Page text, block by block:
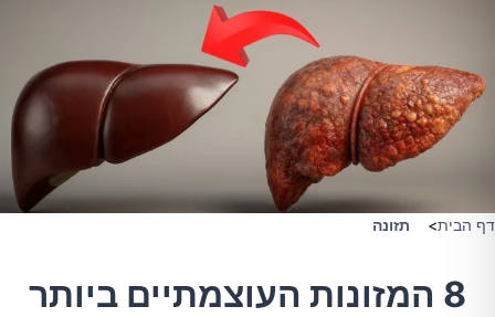
דף הבית> תזונה
8 המזונות העוצמתיים ביותר